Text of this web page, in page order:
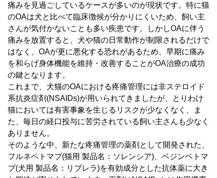
痛みを見過ごしているケースが多いのが現状です。特に猫
のOAは犬と比べて臨床徴候が分かりにくいため、飼い主
さんが気付かないことも多い疾患です。しかしOAに伴う
痛みを放置すると、犬や猫の日常動作が制限されるだけで
はなく、OAが更に悪化する恐れがあるため、早期に痛み
を和らげ身体機能を維持・改善することがOA治療の成功
の鍵となります。
これまで、犬猫のOAにおける疼痛管理には非ステロイド
系抗炎症剤(NSAIDs)が用いられてきましたが、とりわけ
猫においては有害事象を生じるリスクが少なくなく、ま
た、毎日の経口投与に苦労されている飼い主さんも少なく
ありません。
そのような中、新たな疼痛管理の薬剤として開発された、
フルネベトマブ(猫用 製品名：ソレンシア)、ベジンベトマ
ブ(犬用 製品名：リブレラ)を有効成分とした抗体薬に大き